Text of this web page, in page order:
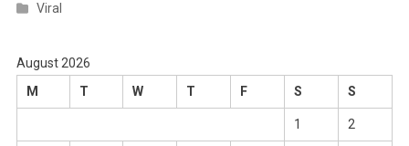
Viral
August 2026
M
T W T F S S
1 2